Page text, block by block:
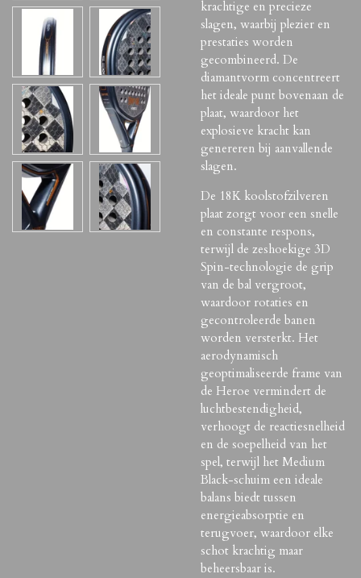
krachtige en precieze
slagen, waarbij plezier en
prestaties worden
gecombineerd. De
diamantvorm concentreert
het ideale punt bovenaan de
plaat, waardoor het
explosieve kracht kan
genereren bij aanvallende
slagen.
De 18K koolstofzilveren
plaat zorgt voor een snelle
en constante respons,
terwijl de zeshoekige 3D
Spin-technologie de grip
van de bal vergroot,
waardoor rotaties en
gecontroleerde banen
worden versterkt. Het
aerodynamisch
geoptimaliseerde frame van
de Heroe vermindert de
luchtbestendigheid,
verhoogt de reactiesnelheid
en de soepelheid van het
spel, terwijl het Medium
Black-schuim een ideale
balans biedt tussen
energieabsorptie en
terugvoer, waardoor elke
schot krachtig maar
beheersbaar is.